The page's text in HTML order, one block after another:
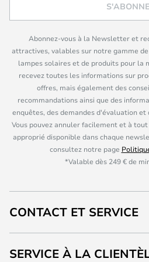
Abonnez-vous à la Newsletter et
attractives, valables sur notre gamme
lampes solaires et de produits pour la
recevez toutes les informations sur
offres, mais également des
recommandations ainsi que des
enquêtes, des demandes d'évaluation
Vous pouvez annuler facilement et à
approprié disponible dans chaque
consultez notre page
*Valable dès 249 € de
CONTACT ET SERVICE
SERVICE À LA